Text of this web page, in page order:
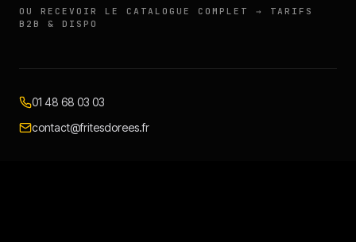
OU RECEVOIR LE CATALOGUE COMPLET → TARIFS
B2B & DISPO
01 48 68 03 03
contact@fritesdorees.fr